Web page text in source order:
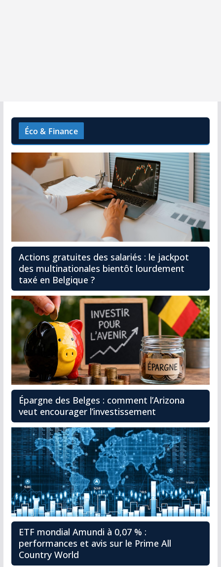
Éco & Finance
Actions gratuites des salariés : le jackpot
des multinationales bientôt lourdement
taxé en Belgique ?
Épargne des Belges : comment l’Arizona
veut encourager l’investissement
ETF mondial Amundi à 0,07 % :
performances et avis sur le Prime All
Country World